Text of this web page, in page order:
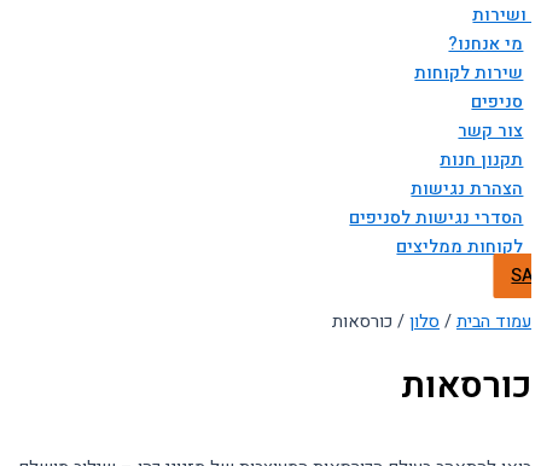
ושירות
מי אנחנו?
שירות לקוחות
סניפים
צור קשר
תקנון חנות
הצהרת נגישות
הסדרי נגישות לסניפים
לקוחות ממליצים
עמוד הבית/סלון/ כורסאות
כורסאות